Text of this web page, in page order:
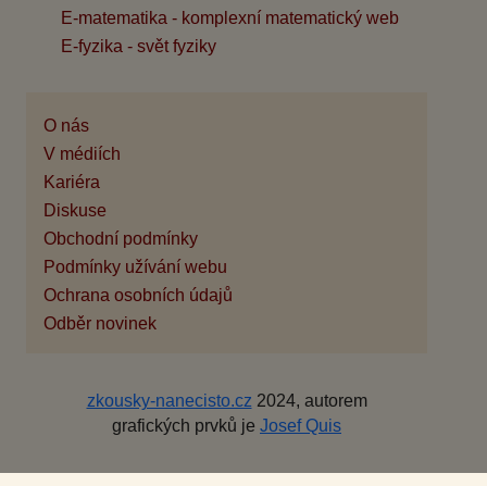
E-matematika - komplexní matematický web
E-fyzika - svět fyziky
O nás
V médiích
Kariéra
Diskuse
Obchodní podmínky
Podmínky užívání webu
Ochrana osobních údajů
Odběr novinek
zkousky-nanecisto.cz2024, autorem
grafických prvků je Josef Quis